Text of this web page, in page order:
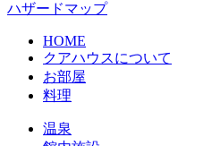
ハザードマップ
HOME
クアハウスについて
お部屋
料理
温泉